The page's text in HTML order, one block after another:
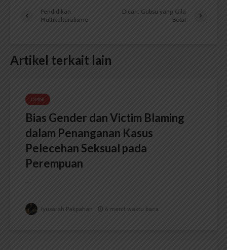
Pendidikan
Multikulturalisme
Dicari: Gubsu yang Gila
Bola!
Artikel terkait lain
OPINI
Bias Gender dan Victim Blaming
dalam Penanganan Kasus
Pelecehan Seksual pada
Perempuan
...
Iyusarah Pakpahan 6 menit waktu baca